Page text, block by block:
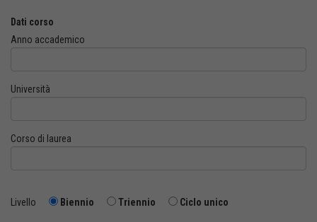
Dati corso
Anno accademico
Università
Corso di laurea
Livello Biennio Triennio Ciclo unico